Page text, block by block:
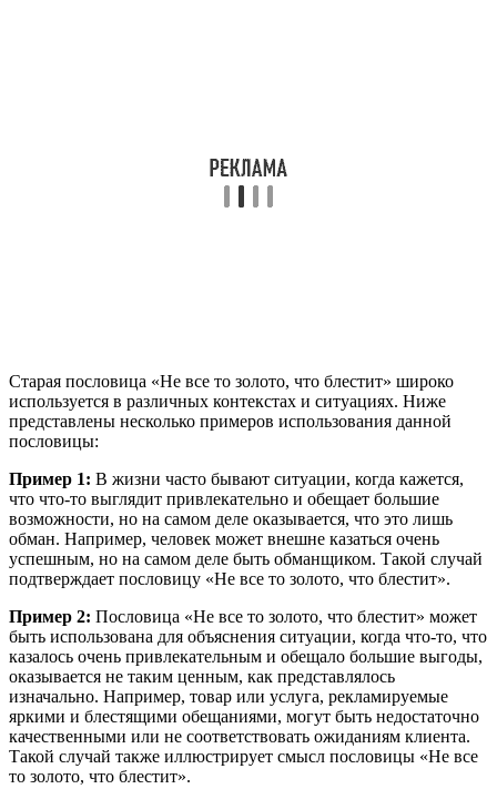
Старая пословица «Не все то золото, что блестит» широко
используется в различных контекстах и ситуациях. Ниже
представлены несколько примеров использования данной
пословицы:
Пример 1: В жизни часто бывают ситуации, когда кажется,
что что-то выглядит привлекательно и обещает большие
возможности, но на самом деле оказывается, что это лишь
обман. Например, человек может внешне казаться очень
успешным, но на самом деле быть обманщиком. Такой случай
подтверждает пословицу «Не все то золото, что блестит».
Пример 2: Пословица «Не все то золото, что блестит» может
быть использована для объяснения ситуации, когда что-то, что
казалось очень привлекательным и обещало большие выгоды,
оказывается не таким ценным, как представлялось
изначально. Например, товар или услуга, рекламируемые
яркими и блестящими обещаниями, могут быть недостаточно
качественными или не соответствовать ожиданиям клиента.
Такой случай также иллюстрирует смысл пословицы «Не все
то золото, что блестит».